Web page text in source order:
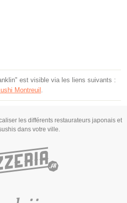
est visible via les liens suivants :
Montreuil .
les différents restaurateurs japonais et
dans votre ville.